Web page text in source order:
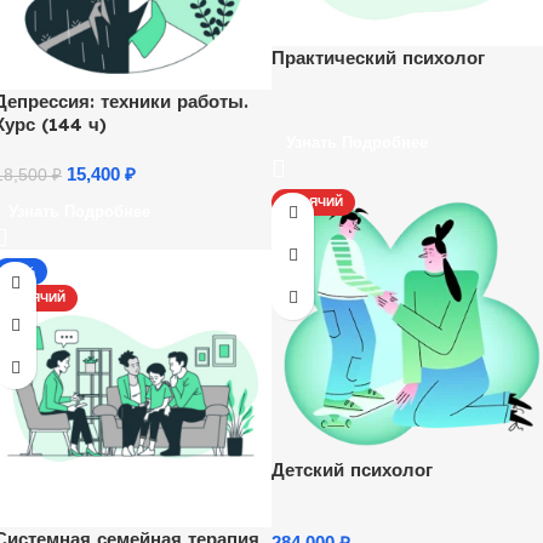
Практический психолог
техники работы.
(144 ч)
₽ 15,400 ₽
ГОРЯЧИЙ
Детский психолог
-17%
ГОРЯЧИЙ